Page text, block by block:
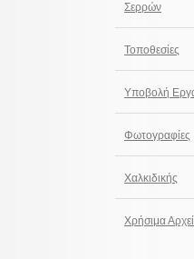
Σερρών
Τοποθεσίες
Υποβολή
Φωτογραφίες
Χαλκιδικής
Χρήσιμα